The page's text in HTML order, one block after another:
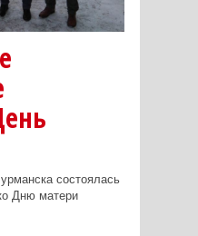
состоялась
Дню матери